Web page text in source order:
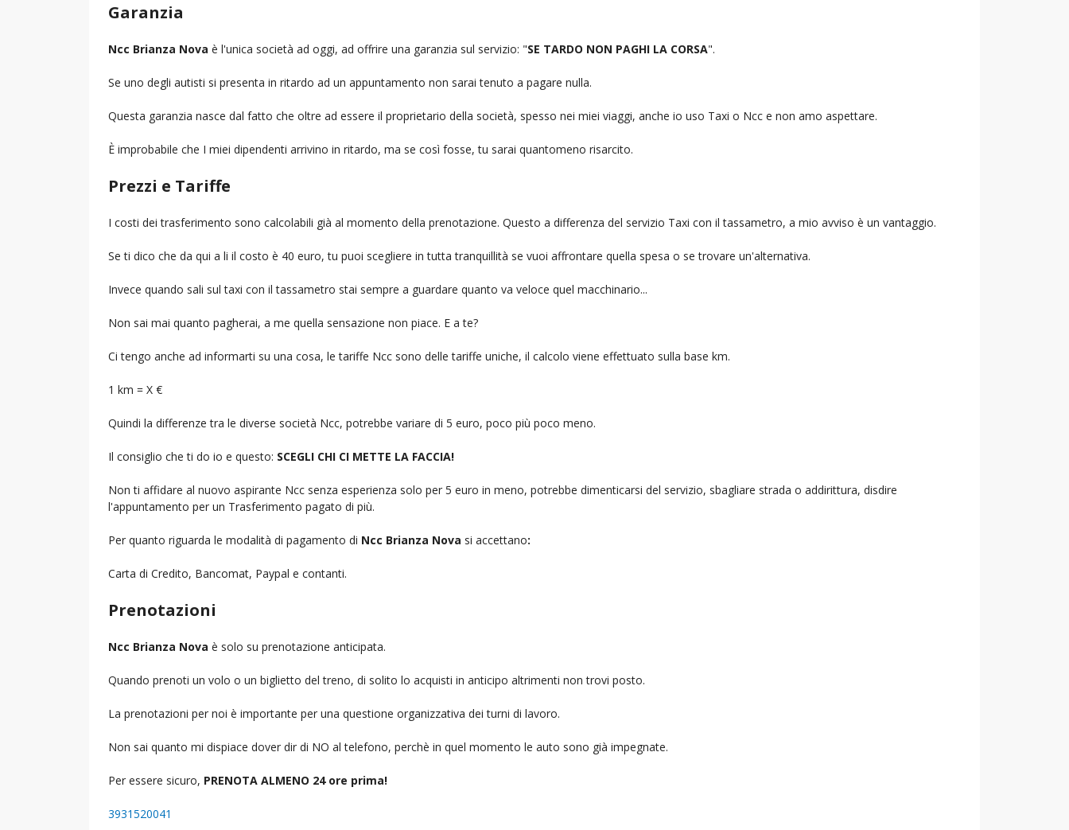
Garanzia
Ncc Brianza Nova è l'unica società ad oggi, ad offrire una garanzia sul servizio: "SE TARDO NON PAGHI LA CORSA".
Se uno degli autisti si presenta in ritardo ad un appuntamento non sarai tenuto a pagare nulla.
Questa garanzia nasce dal fatto che oltre ad essere il proprietario della società, spesso nei miei viaggi, anche io uso Taxi o Ncc e non amo aspettare.
È improbabile che I miei dipendenti arrivino in ritardo, ma se così fosse, tu sarai quantomeno risarcito.
Prezzi e Tariffe
I costi dei trasferimento sono calcolabili già al momento della prenotazione. Questo a differenza del servizio Taxi con il tassametro, a mio avviso è un vantaggio.
Se ti dico che da qui a li il costo è 40 euro, tu puoi scegliere in tutta tranquillità se vuoi affrontare quella spesa o se trovare un'alternativa.
Invece quando sali sul taxi con il tassametro stai sempre a guardare quanto va veloce quel macchinario...
Non sai mai quanto pagherai, a me quella sensazione non piace. E a te?
Ci tengo anche ad informarti su una cosa, le tariffe Ncc sono delle tariffe uniche, il calcolo viene effettuato sulla base km.
1 km = X €
Quindi la differenze tra le diverse società Ncc, potrebbe variare di 5 euro, poco più poco meno.
Il consiglio che ti do io e questo: SCEGLI CHI CI METTE LA FACCIA!
Non ti affidare al nuovo aspirante Ncc senza esperienza solo per 5 euro in meno, potrebbe dimenticarsi del servizio, sbagliare strada o addirittura, disdire
l'appuntamento per un Trasferimento pagato di più.
Per quanto riguarda le modalità di pagamento di Ncc Brianza Nova si accettano:
Carta di Credito, Bancomat, Paypal e contanti.
Prenotazioni
Ncc Brianza Nova è solo su prenotazione anticipata.
Quando prenoti un volo o un biglietto del treno, di solito lo acquisti in anticipo altrimenti non trovi posto.
La prenotazioni per noi è importante per una questione organizzativa dei turni di lavoro.
Non sai quanto mi dispiace dover dir di NO al telefono, perchè in quel momento le auto sono già impegnate.
Per essere sicuro, PRENOTA ALMENO 24 ore prima!
3931520041